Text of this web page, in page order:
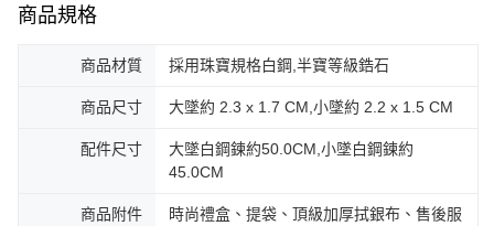
商品規格
商品材質 採用珠寶規格白鋼,半寶等級鋯石
商品尺寸 大墜約 2.3 x 1.7 CM,小墜約 2.2 x 1.5 CM
配件尺寸
大墜白鋼鍊約50.0CM,小墜白鋼鍊約
45.0CM
商品附件
時尚禮盒、提袋、頂級加厚拭銀布、售後服